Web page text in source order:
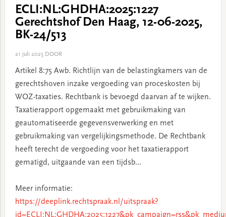
ECLI:NL:GHDHA:2025:1227
Gerechtshof Den Haag, 12-06-2025,
BK-24/513
21 juli 2025DOOR
Artikel 8:75 Awb. Richtlijn van de belastingkamers van de
gerechtshoven inzake vergoeding van proceskosten bij
WOZ-taxaties. Rechtbank is bevoegd daarvan af te wijken.
Taxatierapport opgemaakt met gebruikmaking van
geautomatiseerde gegevensverwerking en met
gebruikmaking van vergelijkingsmethode. De Rechtbank
heeft terecht de vergoeding voor het taxatierapport
gematigd, uitgaande van een tijdsb…
Meer informatie:
https://deeplink.rechtspraak.nl/uitspraak?